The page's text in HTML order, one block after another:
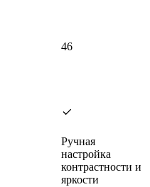
46
Ручная
настройка
контрастности и
яркости